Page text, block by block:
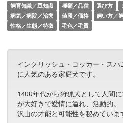
飼育知識／豆知識 種類／品種 選び方
病気／病院／治療
値段／価格 飼い方／
性格／生態／特徴
毛色／毛質
イングリッシュ・コッカー・ス
に人気のある家庭犬です。
1400年代から狩猟犬として人間
が大好きで愛情に溢れ、活動的。
沢山の才能と可能性を秘めていま